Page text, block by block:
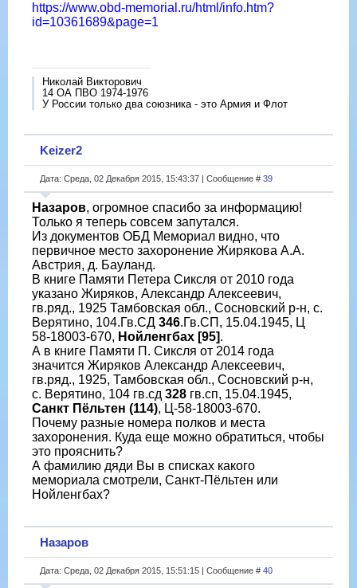
https://www.obd-memorial.ru/html/info.htm?
id=10361689&page=1
Николай Викторович
14 ОА ПВО 1974-1976
У России только два союзника - это Армия и Флот
Keizer2
Дата: Среда, 02 Декабря 2015, 15:43:37 | Сообщение # 39
Назаров, огромное спасибо за информацию!
Только я теперь совсем запутался.
Из документов ОБД Мемориал видно, что
первичное место захоронение Жирякова А.А.
Австрия, д. Бауланд.
В книге Памяти Петера Сиксля от 2010 года
указано Жиряков, Александр Алексеевич,
гв.ряд., 1925 Тамбовская обл., Сосновский р-н, с.
Верятино, 104.Гв.СД 346.Гв.СП, 15.04.1945, Ц
58-18003-670, Нойленгбах [95].
А в книге Памяти П. Сиксля от 2014 года
значится Жиряков Александр Алексеевич,
гв.ряд., 1925, Тамбовская обл., Сосновский р-н,
с. Верятино, 104 гв.сд 328 гв.сп, 15.04.1945,
Санкт Пёльтен (114), Ц-58-18003-670.
Почему разные номера полков и места
захоронения. Куда еще можно обратиться, чтобы
это прояснить?
А фамилию дяди Вы в списках какого
мемориала смотрели, Санкт-Пёльтен или
Нойленгбах?
Назаров
Дата: Среда, 02 Декабря 2015, 15:51:15 | Сообщение # 40